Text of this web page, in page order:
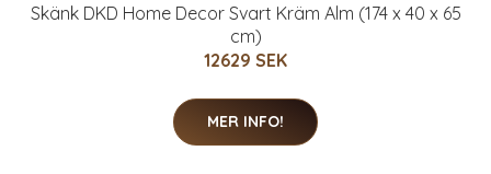
Skänk DKD Home Decor Svart Kräm Alm (174 x 40 x 65
cm)
12629 SEK
MER INFO!